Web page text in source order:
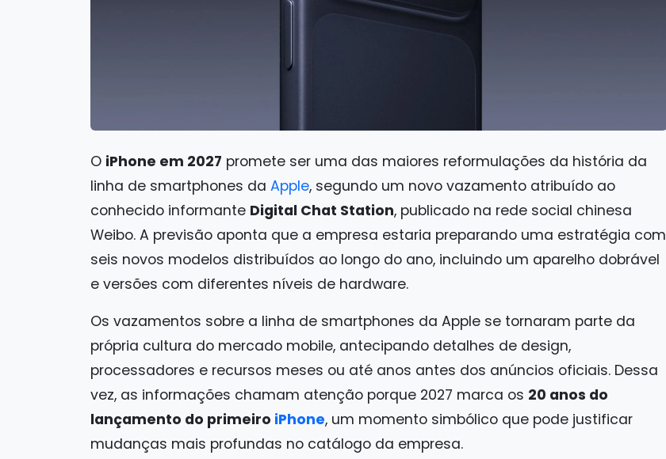
O iPhone em 2027 promete ser uma das maiores reformulações da história da
linha de smartphones da Apple, segundo um novo vazamento atribuído ao
conhecido informante Digital Chat Station, publicado na rede social chinesa
Weibo. A previsão aponta que a empresa estaria preparando uma estratégia com
seis novos modelos distribuídos ao longo do ano, incluindo um aparelho dobrável
e versões com diferentes níveis de hardware.
Os vazamentos sobre a linha de smartphones da Apple se tornaram parte da
própria cultura do mercado mobile, antecipando detalhes de design,
processadores e recursos meses ou até anos antes dos anúncios oficiais. Dessa
vez, as informações chamam atenção porque 2027 marca os 20 anos do
lançamento do primeiro iPhone, um momento simbólico que pode justificar
mudanças mais profundas no catálogo da empresa.